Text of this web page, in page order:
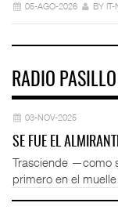
05-AGO-2026 BY IT-
RADIO PASILLO
03-NOV-2025
SE FUE EL
Trasciende —como
primero en el muelle